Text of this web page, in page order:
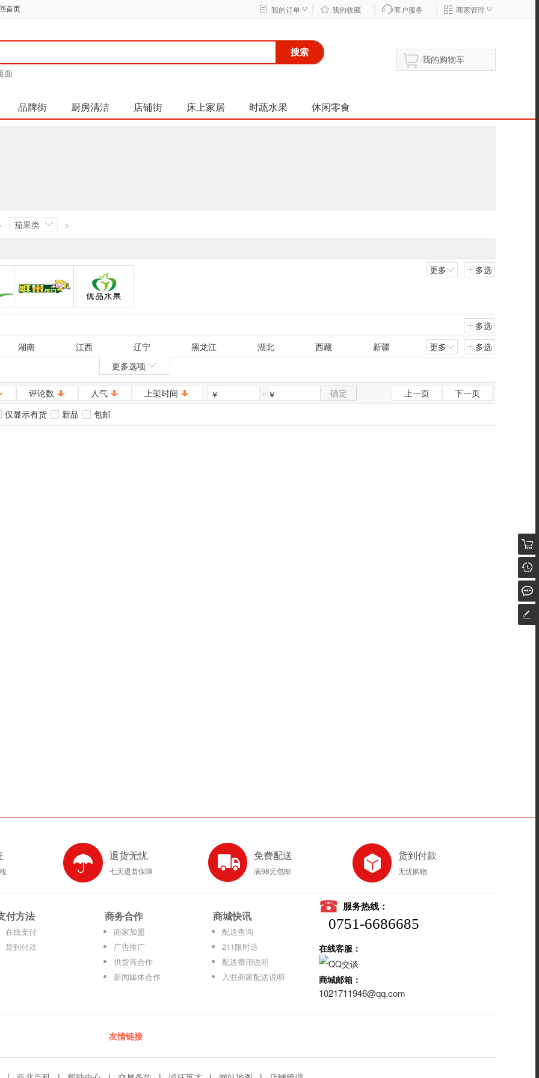
首页 我的订单 ◇ 我的收藏 客户服务 商家管理 ◇
搜索
面
我的购物车
品牌街 厨房清洁 店铺街 床上家居 时蔬水果 休闲零食
茄果类 >
鲜果食光 优品水果
更多 多选
多选
湖南
江西 辽宁 黑龙江 湖北 西藏 新疆 更多
多选
更多选项
评论数 人气 上架时间 ￥ ￥
- 确定 上一页
下一页
仅显示有货
新品 包邮
退货无忧
七天退货保障
免费配送
满98元包邮
货到付款
无忧购物
付方法
在线支付
货到付款
商务合作
商家加盟
广告推广
供货商合作
新闻媒体合作
商城快讯
配送查询
211限时达
配送费用说明
入驻商家配送说明
服务热线：
0751-6686685
在线客服：
商城邮箱：
1021711946@qq.com
友情链接